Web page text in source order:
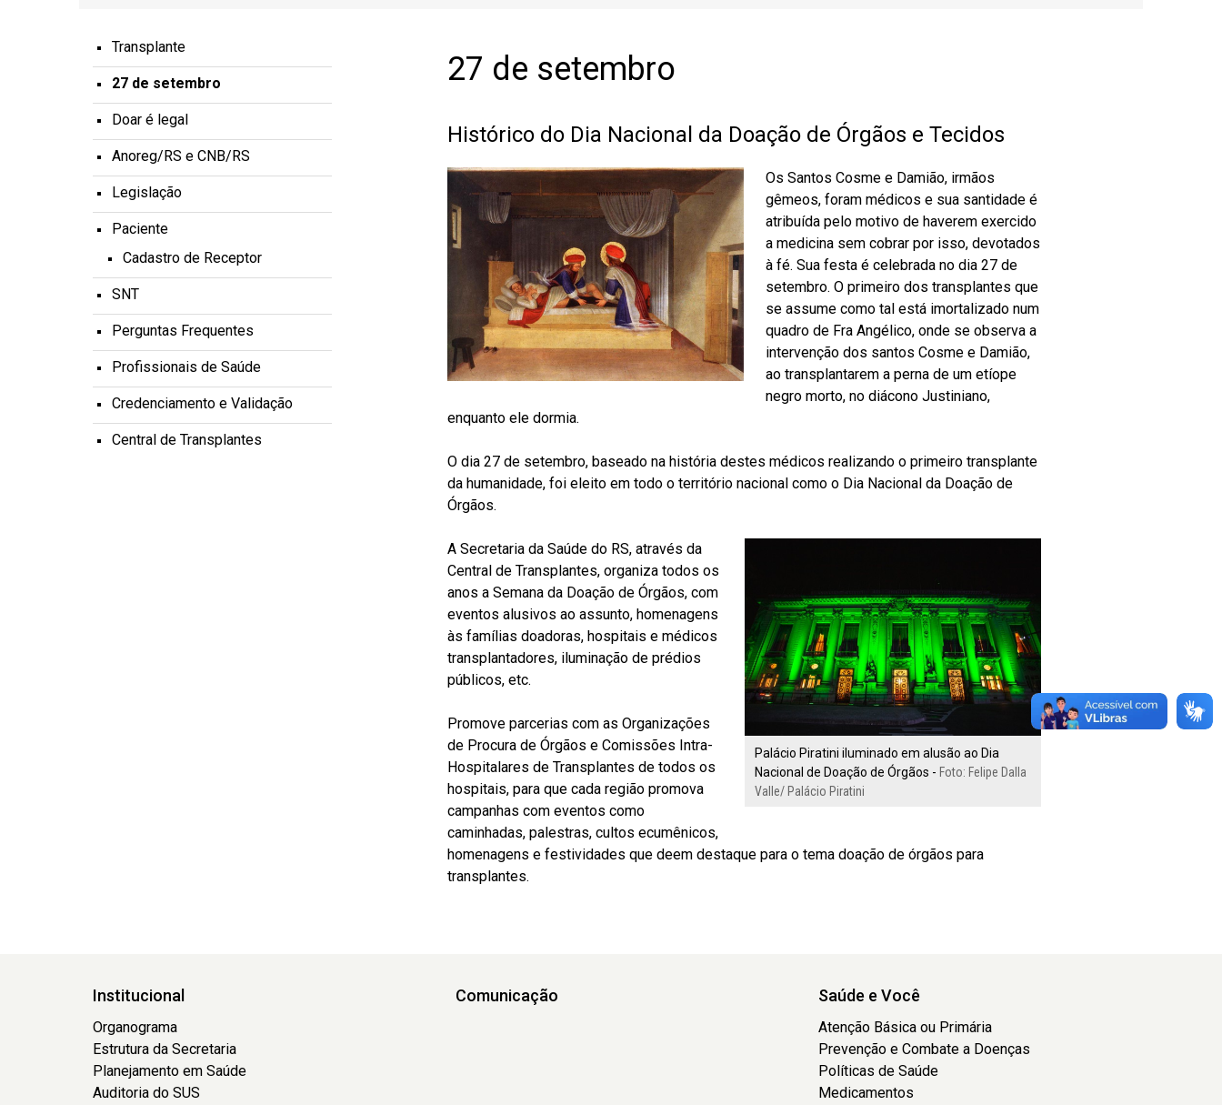
27 de setembro
Histórico do Dia Nacional da Doação de Órgãos e Tecidos
Os Santos Cosme e Damião, irmãos
gêmeos, foram médicos e sua santidade é
atribuída pelo motivo de haverem exercido
a medicina sem cobrar por isso, devotados
à fé. Sua festa é celebrada no dia 27 de
setembro. O primeiro dos transplantes que
se assume como tal está imortalizado num
quadro de Fra Angélico, onde se observa a
intervenção dos santos Cosme e Damião,
ao transplantarem a perna de um etíope
negro morto, no diácono Justiniano,
enquanto ele dormia.
O dia 27 de setembro, baseado na história destes médicos realizando o primeiro transplante
da humanidade, foi eleito em todo o território nacional como o Dia Nacional da Doação de
Órgãos.
Palácio Piratini iluminado em alusão ao Dia
Nacional de Doação de Órgãos - Foto: Felipe Dalla
Valle/ Palácio Piratini
A Secretaria da Saúde do RS, através da
Central de Transplantes, organiza todos os
anos a Semana da Doação de Órgãos, com
eventos alusivos ao assunto, homenagens
às famílias doadoras, hospitais e médicos
transplantadores, iluminação de prédios
públicos, etc.
Promove parcerias com as Organizações
de Procura de Órgãos e Comissões Intra-
Hospitalares de Transplantes de todos os
hospitais, para que cada região promova
campanhas com eventos como
caminhadas, palestras, cultos ecumênicos,
homenagens e festividades que deem destaque para o tema doação de órgãos para
transplantes.
Transplante
27 de setembro
Doar é legal
Anoreg/RS e CNB/RS
Legislação
Paciente
Cadastro de Receptor
SNT
Perguntas Frequentes
Profissionais de Saúde
Credenciamento e Validação
Central de Transplantes
Institucional
Organograma
Estrutura da Secretaria
Planejamento em Saúde
Auditoria do SUS
Comunicação Saúde e Você
Atenção Básica ou Primária
Prevenção e Combate a Doenças
Políticas de Saúde
Medicamentos